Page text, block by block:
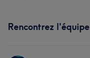
Rencontrez l'équipe